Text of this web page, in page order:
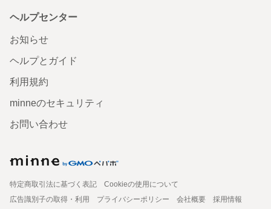
ヘルプセンター
お知らせ
ヘルプとガイド
利用規約
minneのセキュリティ
お問い合わせ
特定商取引法に基づく表記
Cookieの使用について
広告識別子の取得・利用
プライバシーポリシー 会社概要
採用情報